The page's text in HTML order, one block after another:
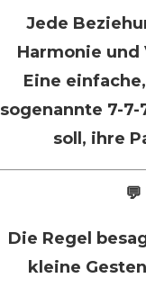
Jede
Harmonie
Eine
sogenannte 7-7-
soll, ihre
Die Regel
kleine